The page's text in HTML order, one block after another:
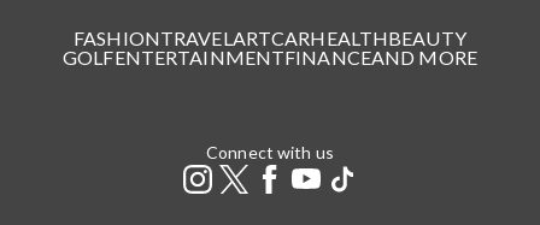
FASHIONTRAVELARTCARHEALTHBEAUTY
GOLFENTERTAINMENTFINANCEAND MORE
Connect with us